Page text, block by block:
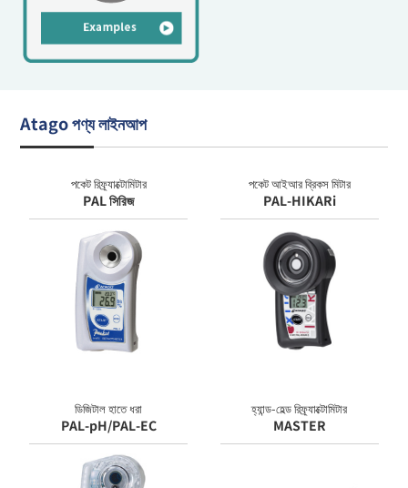
Atago পণ্য লাইনআপ
পকেট রিফ্র্যাক্টোমিটার
PAL সিরিজ
পকেট আইআর ব্রিকস মিটার
PAL-HIKARi
ডিজিটাল হাতে ধরা
PAL-pH/PAL-EC
হ্যান্ড-হেল্ড রিফ্র্যাক্টোমিটার
MASTER